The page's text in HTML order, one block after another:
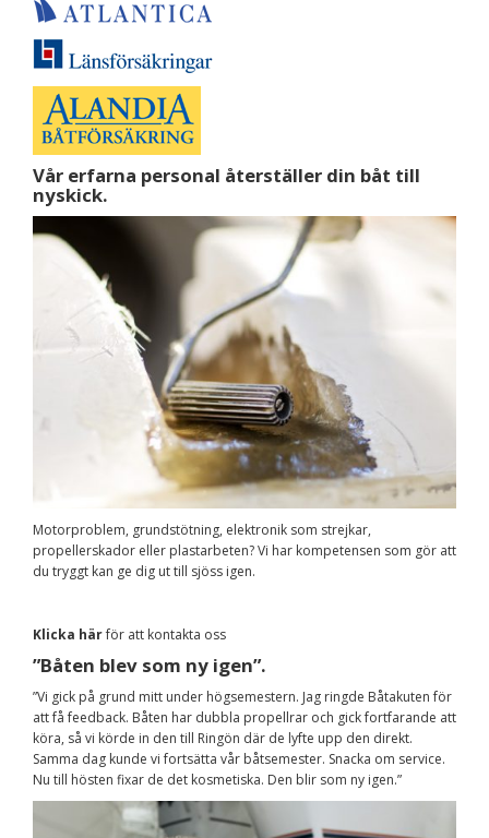
Vår erfarna personal återställer din båt till
nyskick.
Motorproblem, grundstötning, elektronik som strejkar,
propellerskador eller plastarbeten? Vi har kompetensen som gör att
du tryggt kan ge dig ut till sjöss igen.
Klicka härför att kontakta oss
”Båten blev som ny igen”.
”Vi gick på grund mitt under högsemestern. Jag ringde Båtakuten för
att få feedback. Båten har dubbla propellrar och gick fortfarande att
köra, så vi körde in den till Ringön där de lyfte upp den direkt.
Samma dag kunde vi fortsätta vår båtsemester. Snacka om service.
Nu till hösten fixar de det kosmetiska. Den blir som ny igen.”